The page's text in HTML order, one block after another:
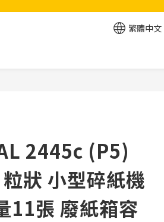
繁體中文
2445c (P5)
狀 小型碎紙機
11張 廢紙箱容